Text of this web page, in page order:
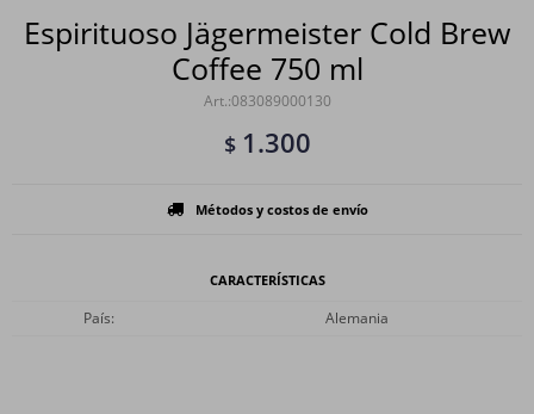
Espirituoso Jägermeister Cold Brew
Coffee 750 ml
083089000130
$ 1.300
Métodos y costos de envío
CARACTERÍSTICAS
País Alemania